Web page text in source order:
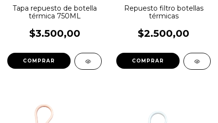
Tapa repuesto de botella
térmica 750ML
$3.500,00
COMPRAR
Repuesto filtro botellas
térmicas
$2.500,00